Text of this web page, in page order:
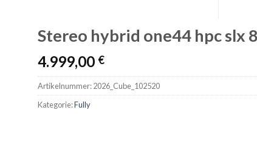
Stereo hybrid one44 hpc slx
4.999,00 €
Artikelnummer:2026_Cube_102520
Kategorie:Fully